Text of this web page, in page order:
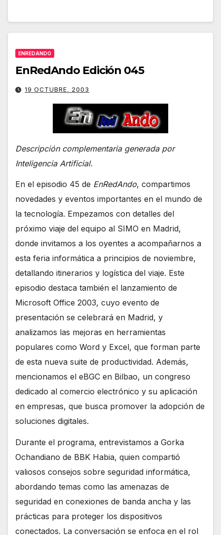
ENREDANDO
EnRedAndo Edición 045
19 OCTUBRE, 2003
Descripción complementaria generada por
Inteligencia Artificial.
En el episodio 45 de EnRedAndo, compartimos
novedades y eventos importantes en el mundo de
la tecnología. Empezamos con detalles del
próximo viaje del equipo al SIMO en Madrid,
donde invitamos a los oyentes a acompañarnos a
esta feria informática a principios de noviembre,
detallando itinerarios y logística del viaje. Este
episodio destaca también el lanzamiento de
Microsoft Office 2003, cuyo evento de
presentación se celebrará en Madrid, y
analizamos las mejoras en herramientas
populares como Word y Excel, que forman parte
de esta nueva suite de productividad. Además,
mencionamos el eBGC en Bilbao, un congreso
dedicado al comercio electrónico y su aplicación
en empresas, que busca promover la adopción de
soluciones digitales.
Durante el programa, entrevistamos a Gorka
Ochandiano de BBK Habia, quien compartió
valiosos consejos sobre seguridad informática,
abordando temas como las amenazas de
seguridad en conexiones de banda ancha y las
prácticas para proteger los dispositivos
conectados. La conversación se enfoca en el rol